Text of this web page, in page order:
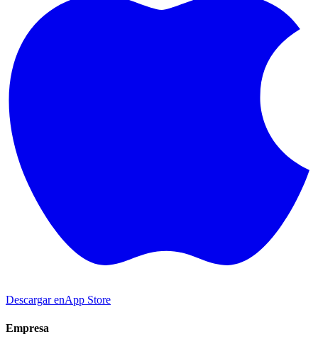
Descargar enApp Store
Empresa